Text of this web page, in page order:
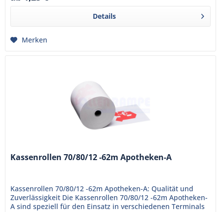
Details
Merken
Kassenrollen 70/80/12 -62m Apotheken-A
Kassenrollen 70/80/12 -62m Apotheken-A: Qualität und
Zuverlässigkeit Die Kassenrollen 70/80/12 -62m Apotheken-
A sind speziell für den Einsatz in verschiedenen Terminals